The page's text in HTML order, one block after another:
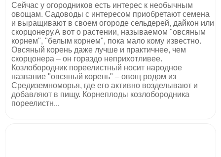
Сейчас у огородников есть интерес к необычным
овощам. Садоводы с интересом приобретают семена
и выращивают в своем огороде сельдерей, дайкон или
скорцонеру.А вот о растении, называемом "овсяным
корнем", "белым корнем", пока мало кому известно.
Овсяный корень даже лучше и практичнее, чем
скорцонера – он гораздо неприхотливее.
Козлобородник пореелистный носит народное
название "овсяный корень" – овощ родом из
Средиземноморья, где его активно возделывают и
добавляют в пищу. Корнеплоды козлобородника
пореелистн...